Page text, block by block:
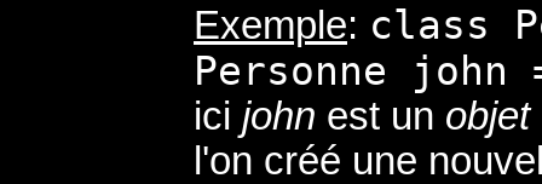
Exemple: class
Personne john
ici john est un objet
l'on créé une